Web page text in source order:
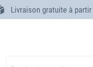
Livraison gratuite à partir